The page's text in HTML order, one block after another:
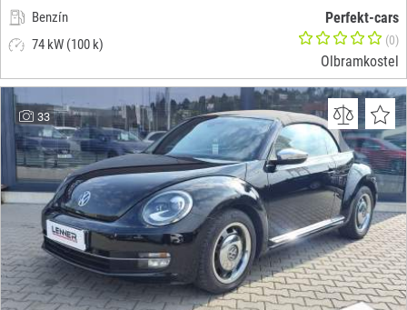
Benzín
74 kW (100 k)
Perfekt-cars
(0)
Olbramkostel
33